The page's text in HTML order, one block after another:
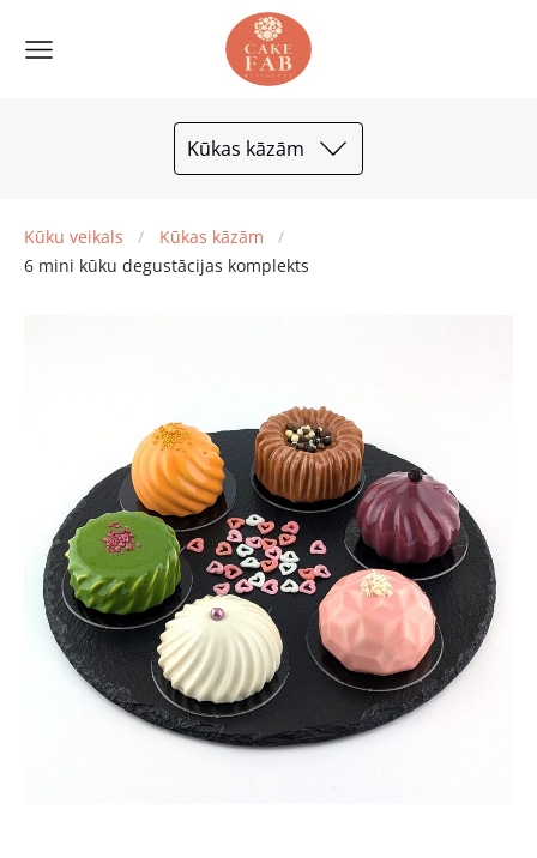
Kūkas kāzām
Kūku veikals
Kūkas kāzām
6 mini kūku degustācijas komplekts